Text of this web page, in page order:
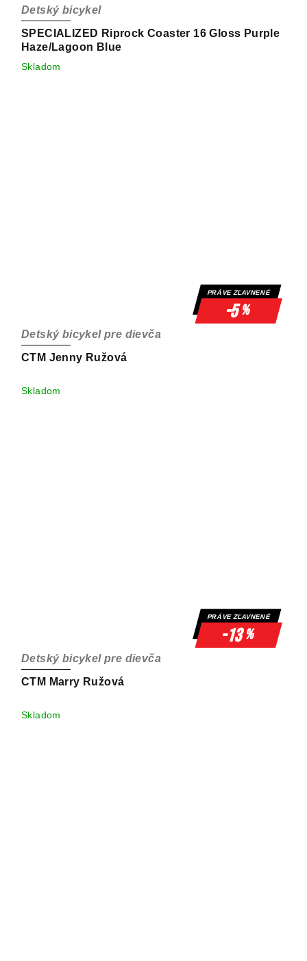
SPECIALIZED Riprock Coaster 16 Gloss Purple
Haze/Lagoon Blue
Detský bicykel
Skladom
PRÁVE ZĽAVNENÉ
-5%
CTM Jenny Ružová
Detský bicykel pre dievča
Skladom
PRÁVE ZĽAVNENÉ
-13%
CTM Marry Ružová
Detský bicykel pre dievča
Skladom